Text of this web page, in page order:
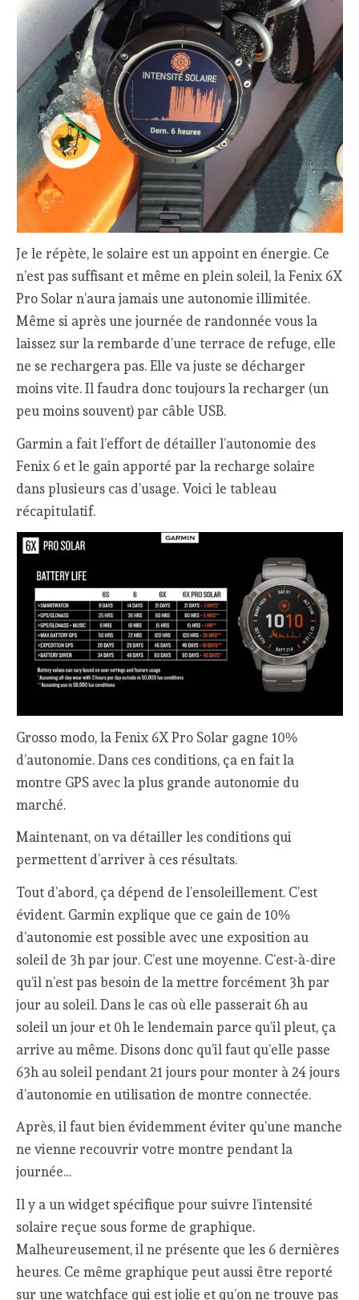
Je le répète, le solaire est un appoint en énergie. Ce
n’est pas suffisant et même en plein soleil, la Fenix 6X
Pro Solar n’aura jamais une autonomie illimitée.
Même si après une journée de randonnée vous la
laissez sur la rembarde d’une terrace de refuge, elle
ne se rechargera pas. Elle va juste se décharger
moins vite. Il faudra donc toujours la recharger (un
peu moins souvent) par câble USB.
Garmin a fait l’effort de détailler l’autonomie des
Fenix 6 et le gain apporté par la recharge solaire
dans plusieurs cas d’usage. Voici le tableau
récapitulatif.
Grosso modo, la Fenix 6X Pro Solar gagne 10%
d’autonomie. Dans ces conditions, ça en fait la
montre GPS avec la plus grande autonomie du
marché.
Maintenant, on va détailler les conditions qui
permettent d’arriver à ces résultats.
Tout d’abord, ça dépend de l’ensoleillement. C’est
évident. Garmin explique que ce gain de 10%
d’autonomie est possible avec une exposition au
soleil de 3h par jour. C’est une moyenne. C’est-à-dire
qu’il n’est pas besoin de la mettre forcément 3h par
jour au soleil. Dans le cas où elle passerait 6h au
soleil un jour et 0h le lendemain parce qu’il pleut, ça
arrive au même. Disons donc qu’il faut qu’elle passe
63h au soleil pendant 21 jours pour monter à 24 jours
d’autonomie en utilisation de montre connectée.
Après, il faut bien évidemment éviter qu’une manche
ne vienne recouvrir votre montre pendant la
journée…
Il y a un widget spécifique pour suivre l’intensité
solaire reçue sous forme de graphique.
Malheureusement, il ne présente que les 6 dernières
heures. Ce même graphique peut aussi être reporté
sur une watchface qui est jolie et qu’on ne trouve pas